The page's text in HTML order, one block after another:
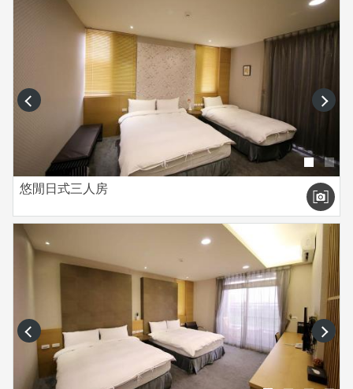
prev next
悠閒日式三人房
prev next